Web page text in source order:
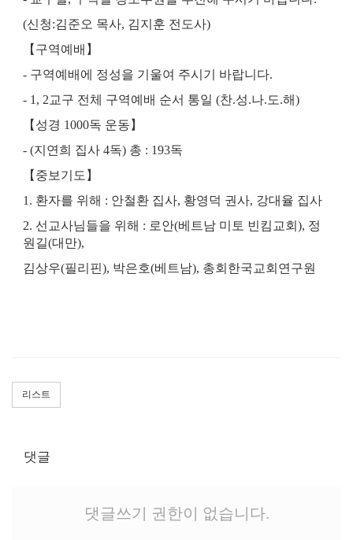
(신청:김준오 목사, 김지훈 전도사)
【 구역예배 】
- 구역예배에 정성을 기울여 주시기 바랍니다.
- 1, 2교구 전체 구역예배 순서 통일 (찬.성.나. 도.해)
【 성경 1000독 운동 】
- (지연희 집사 4독) 총 : 193독
【 중보기도 】
1. 환자를 위해 : 안철환 집사, 황영덕 권사, 강대율 집사
2. 선교사님들을 위해 : 로안(베트남 미토 빈킴교회 ), 정
원길(대만),
김상우(필리핀), 박은호(베트남), 총회한국교회연구원
리스트
댓글
댓글쓰기 권한이 없습니다.